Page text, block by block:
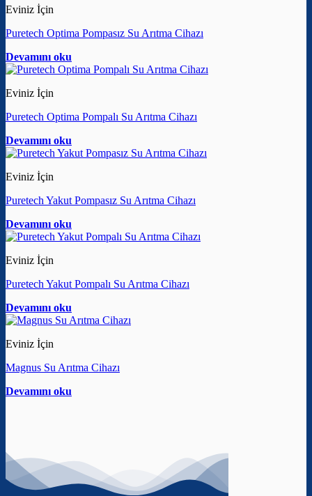
Eviniz İçin
Puretech Optima Pompasız Su Arıtma Cihazı
Devamını oku
Eviniz İçin
Puretech Optima Pompalı Su Arıtma Cihazı
Devamını oku
Eviniz İçin
Puretech Yakut Pompasız Su Arıtma Cihazı
Devamını oku
Eviniz İçin
Puretech Yakut Pompalı Su Arıtma Cihazı
Devamını oku
Eviniz İçin
Magnus Su Arıtma Cihazı
Devamını oku